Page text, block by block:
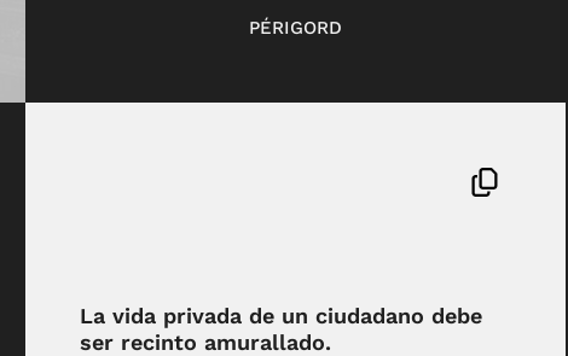
PÉRIGORD
La vida privada de un ciudadano debe
ser recinto amurallado.